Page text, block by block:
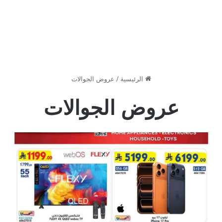
الرئيسية / عروض الجوالات
عروض الجوالات